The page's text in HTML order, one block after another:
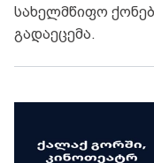
სახელმწიფო
გადაეცემა.